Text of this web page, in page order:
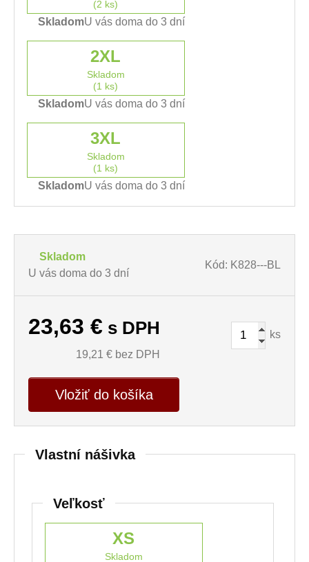
(2 ks)
SkladomU vás doma do 3 dní
2XL
Skladom
(1 ks)
SkladomU vás doma do 3 dní
3XL
Skladom
(1 ks)
SkladomU vás doma do 3 dní
Skladom
U vás doma do 3 dní
Kód: K828---BL
23,63 € s DPH
19,21 € bez DPH
ks
Vložiť do košíka
Vlastní nášivka
Veľkosť
XS
Skladom